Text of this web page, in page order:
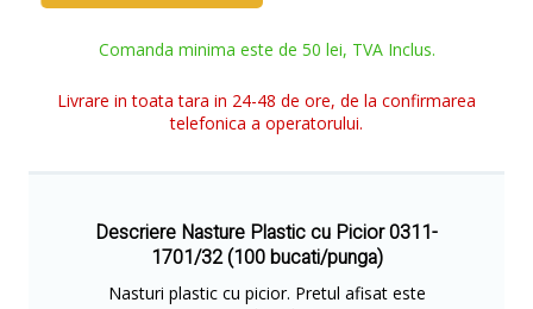
Comanda minima este de 50 lei, TVA Inclus.
Livrare in toata tara in 24-48 de ore, de la confirmarea
telefonica a operatorului.
Descriere Nasture Plastic cu Picior 0311-
1701/32 (100 bucati/punga)
Nasturi plastic cu picior. Pretul afisat este